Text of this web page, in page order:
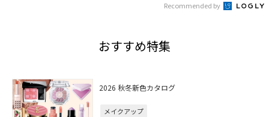
Recommended by
おすすめ特集
2026 秋冬新色カタログ
メイクアップ